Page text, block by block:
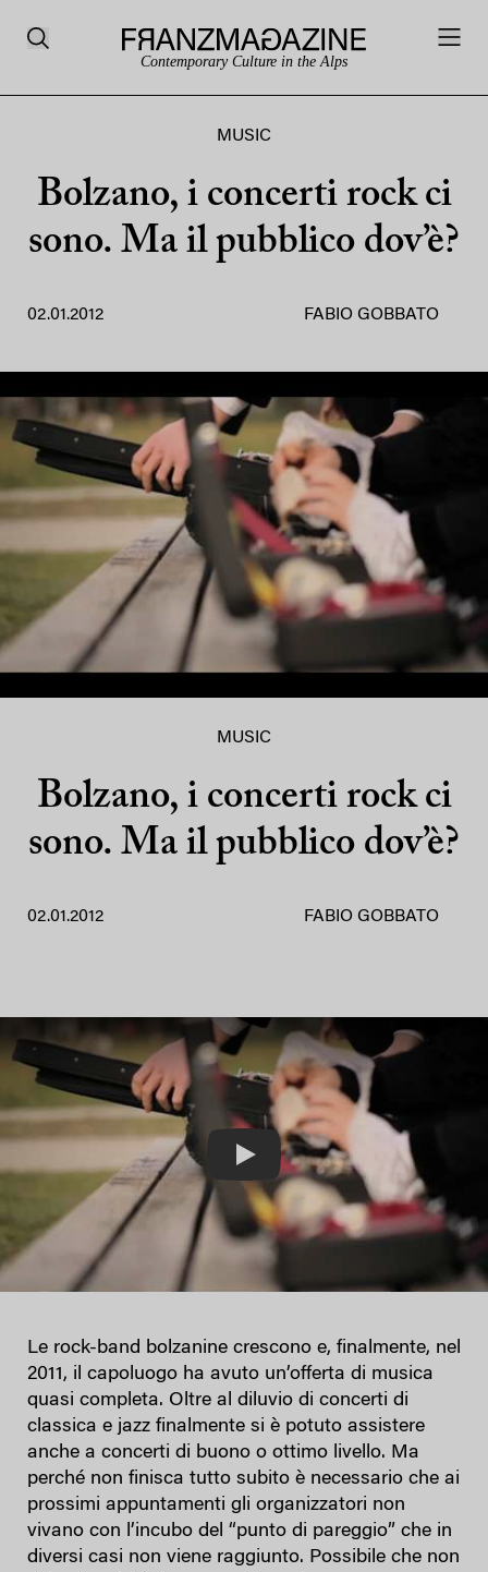
Contemporary Culture in the Alps
MUSIC
Bolzano, i concerti rock ci
sono. Ma il pubblico dov’è?
02.01.2012 FABIO GOBBATO
MUSIC
Bolzano, i concerti rock ci
sono. Ma il pubblico dov’è?
02.01.2012 FABIO GOBBATO
Le rock-band bolzanine crescono e, finalmente, nel
2011, il capoluogo ha avuto un’offerta di musica
quasi completa. Oltre al diluvio di concerti di
classica e jazz finalmente si è potuto assistere
anche a concerti di buono o ottimo livello. Ma
perché non finisca tutto subito è necessario che ai
prossimi appuntamenti gli organizzatori non
vivano con l’incubo del “punto di pareggio” che in
diversi casi non viene raggiunto. Possibile che non